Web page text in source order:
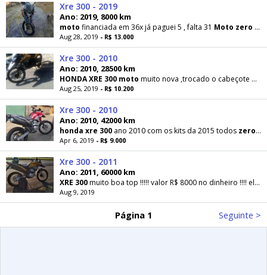
Xre 300 - 2019
Ano: 2019, 8000 km
moto financiada em 36x já paguei 5 , falta 31 Moto zero
Aug 28, 2019 - R$ 13.000
Xre 300 - 2010
Ano: 2010, 28500 km
HONDAXRE 300 moto muito nova ,trocado o cabeçote por um
Aug 25, 2019 - R$ 10.200
Xre 300 - 2010
Ano: 2010, 42000 km
honda xre 300 ano 2010 com os kits da 2015 todos zeros
Apr 6, 2019 - R$ 9.000
Xre 300 - 2011
Ano: 2011, 60000 km
XRE 300muito boa top !!!!! valor R$ 8000 no dinheiro !!!! ela está muito conservado motor novo
Aug 9, 2019
Página 1 Seguinte >